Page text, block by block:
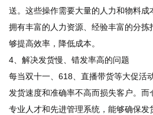
送。这些操作需要大量的人力和物料成
拥有丰富的人力资源、经验丰富的分
够提高效率，降低成本。
4、解决发货慢、错发率高的问题
每当双十一、618、直播带货等大促活
发货速度和准确率不高而损失客户。而
专业人才和先进管理系统，能够确保发